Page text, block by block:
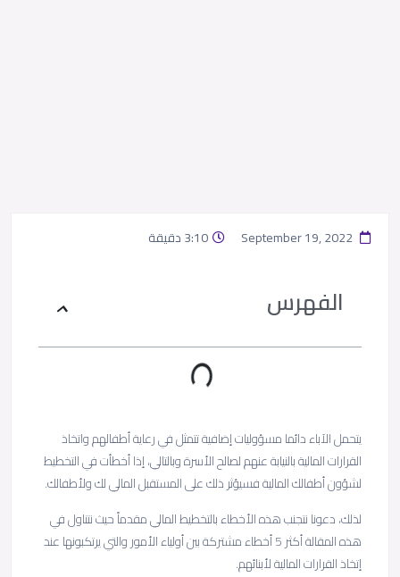
3:10 دقيقة
الفهرس
يتحمل الآباء دائما مسؤوليات إضافية تتمثل في رعاية أطفالهم واتخاذ
القرارات المالية بالنيابة عنهم لصالح الأسرة وبالتالي، إذا أخطأت في التخطيط
لشؤون أطفالك المالية فسيؤثر ذلك على المستقبل المالي لك ولأطفالك.
لذلك، دعونا نتجنب هذه الأخطاء بالتخطيط المالي مقدماً حيث نتناول في
هذه المقالة أكثر 5 أخطاء مشتركة بين أولياء الأمور والتي يرتكبونها عند
إتخاذ القرارات المالية لأبنائهم.